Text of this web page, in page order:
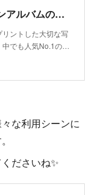
80枚収納タイプが仲間入り！リネンアルバムの魅力を紹介します
ントした大切な写
中でも人気No.1の…
な利用シーンに
ださいね✨